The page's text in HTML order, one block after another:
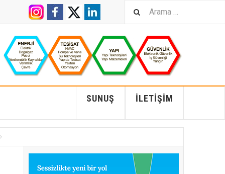
İLETIŞIM
SUNUŞ